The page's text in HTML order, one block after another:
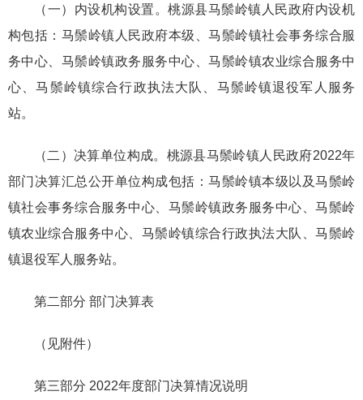
（一）内设机构设置。桃源县马鬃岭镇人民政府内设机
构包括：马鬃岭镇人民政府本级、马鬃岭镇社会事务综合服
务中心、马鬃岭镇政务服务中心、马鬃岭镇农业综合服务中
心、马鬃岭镇综合行政执法大队、马鬃岭镇退役军人服务
站。
（二）决算单位构成。桃源县马鬃岭镇人民政府2022年
部门决算汇总公开单位构成包括：马鬃岭镇本级以及马鬃岭
镇社会事务综合服务中心、马鬃岭镇政务服务中心、马鬃岭
镇农业综合服务中心、马鬃岭镇综合行政执法大队、马鬃岭
镇退役军人服务站。
第二部分 部门决算表
（见附件）
第三部分 2022年度部门决算情况说明